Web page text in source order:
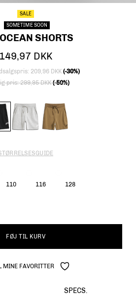
SALE
SOMETIME SOON
SHORTS
149,97 DKK
209,96 DKK (-30%)
pris: 299,95 DKK(-50%)
110 116 128
FØJ TIL KURV
MINE FAVORITTER
SPECS.